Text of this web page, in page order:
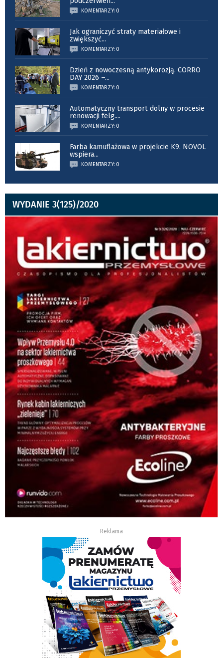
KOMENTARZY: 0
Jak ograniczyć straty materiałowe i
zwiększyć...
KOMENTARZY: 0
Dzień z nowoczesną antykorozją. CORRO
DAY 2026 –...
KOMENTARZY: 0
Automatyczny transport dolny w procesie
renowacji felg....
KOMENTARZY: 0
Farba kamuflażowa w projekcie K9. NOVOL
wspiera...
KOMENTARZY: 0
WYDANIE 3(125)/2020
Reklama